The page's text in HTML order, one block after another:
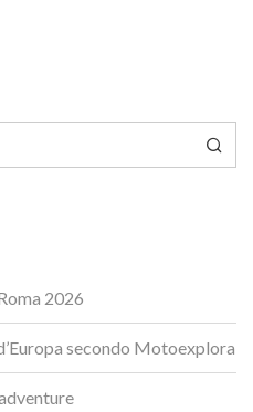
2026
secondo Motoexplora